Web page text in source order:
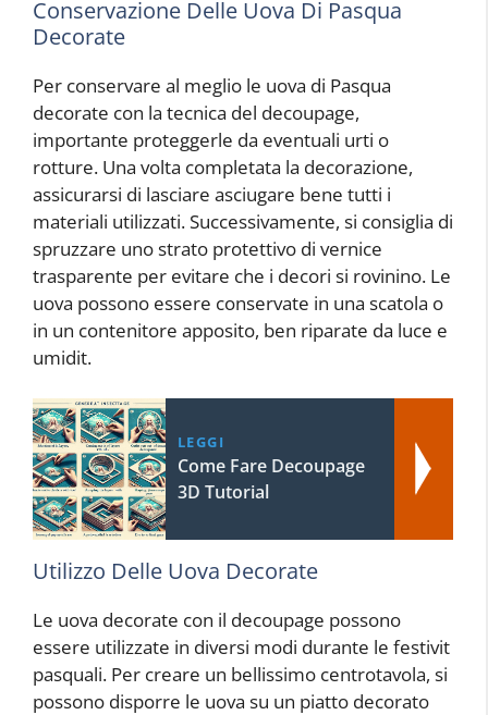
Conservazione Delle Uova Di Pasqua
Decorate
Per conservare al meglio le uova di Pasqua
decorate con la tecnica del decoupage,
importante proteggerle da eventuali urti o
rotture. Una volta completata la decorazione,
assicurarsi di lasciare asciugare bene tutti i
materiali utilizzati. Successivamente, si consiglia di
spruzzare uno strato protettivo di vernice
trasparente per evitare che i decori si rovinino. Le
uova possono essere conservate in una scatola o
in un contenitore apposito, ben riparate da luce e
umidit.
LEGGI
Come Fare Decoupage
3D Tutorial
Utilizzo Delle Uova Decorate
Le uova decorate con il decoupage possono
essere utilizzate in diversi modi durante le festivit
pasquali. Per creare un bellissimo centrotavola, si
possono disporre le uova su un piatto decorato